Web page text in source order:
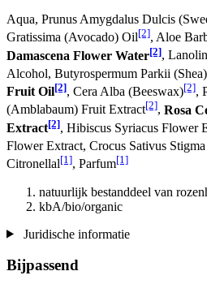
Aqua, Prunus Amygdalus Dulcis
Gratissima (Avocado) Oil[2], Aloe
Damascena Flower Water[2],
Alcohol, Butyrospermum Parkii
Fruit Oil[2], Cera Alba (Beeswax)[2],
(Amblabaum) Fruit Extract[2], Rosa
Extract[2], Hibiscus Syriacus Flower
Flower Extract, Crocus Sativus
Citronellal[1], Parfum[1]
natuurlijk bestanddeel van
kbA/bio/organic
Juridische informatie
Bijpassend